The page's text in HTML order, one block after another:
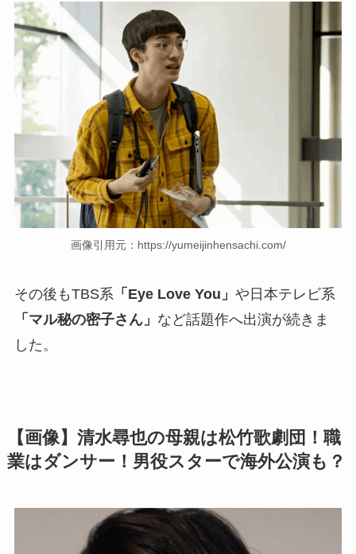
画像引用元：https://yumeijinhensachi.com/
その後もTBS系 「Eye Love You」 や日本テレビ系
「マル秘の密子さん」 など話題作へ出演が続きま
した。
【画像】清水尋也の母親は松竹歌劇団！職
業はダンサー！男役スターで海外公演も？